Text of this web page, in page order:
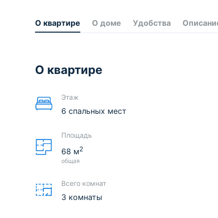
О квартире О доме Удобства
О квартире
Этаж
6 спальных мест
Площадь
68 м2
общая
Всего комнат
3 комнаты